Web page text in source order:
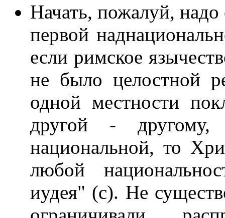
Начать, пожалуй,
первой
если римское
не было целостной
одной местности
другой -
национальной, то
любой
иудея" (с). Не